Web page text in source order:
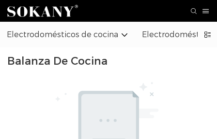
Electrodomésticos de cocina Electrodomésticos
Balanza De Cocina